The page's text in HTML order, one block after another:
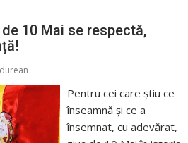
10 Mai se respectă,
Pentru cei care știu ce
înseamnă și ce a
însemnat, cu adevărat,